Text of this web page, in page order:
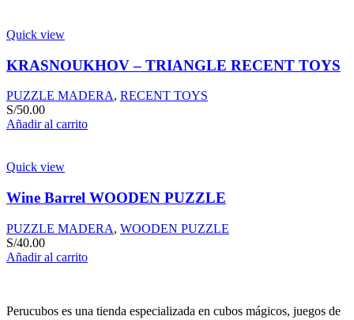
Quick view
KRASNOUKHOV – TRIANGLE RECENT TOYS
PUZZLE MADERA, RECENT TOYS
S/50.00
Añadir al carrito
Quick view
Wine Barrel WOODEN PUZZLE
PUZZLE MADERA, WOODEN PUZZLE
S/40.00
Añadir al carrito
Perucubos es una tienda especializada en cubos mágicos, juegos de